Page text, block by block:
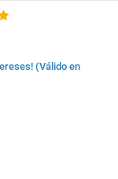
(Válido en